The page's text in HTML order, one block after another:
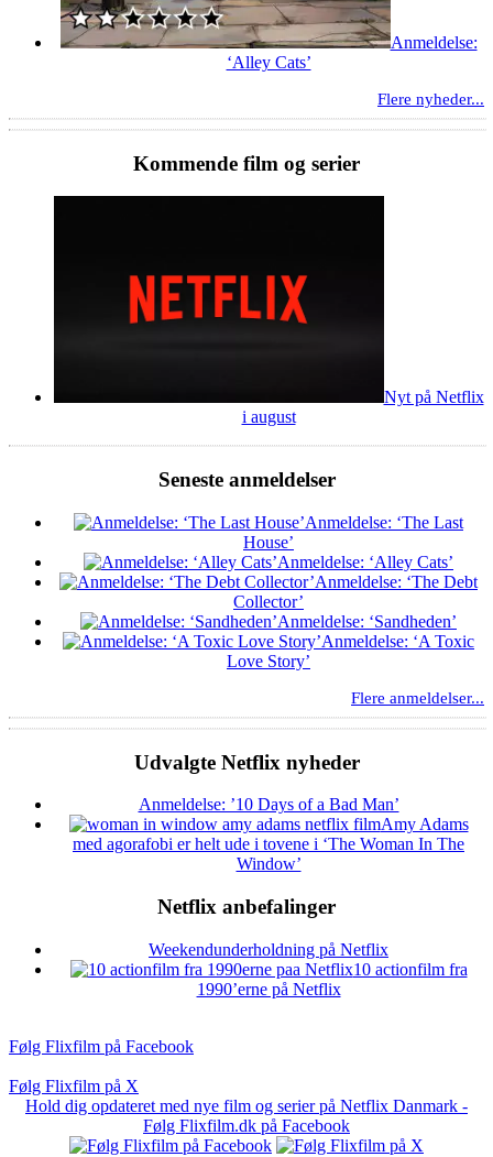
Anmeldelse:
‘Alley Cats’
Flere nyheder...
Kommende film og serier
Nyt på Netflix
i august
Seneste anmeldelser
Anmeldelse: ‘The Last
House’
Anmeldelse: ‘Alley Cats’
Anmeldelse: ‘The Debt
Collector’
Anmeldelse: ‘Sandheden’
Anmeldelse: ‘A Toxic
Love Story’
Flere anmeldelser...
Udvalgte Netflix nyheder
Anmeldelse: ’10 Days of a Bad Man’
Amy Adams
med agorafobi er helt ude i tovene i ‘The Woman In The
Window’
Netflix anbefalinger
Weekendunderholdning på Netflix
10 actionfilm fra
1990’erne på Netflix
Følg Flixfilm på Facebook
Følg Flixfilm på X
Hold dig opdateret med nye film og serier på Netflix Danmark -
Følg Flixfilm.dk på Facebook